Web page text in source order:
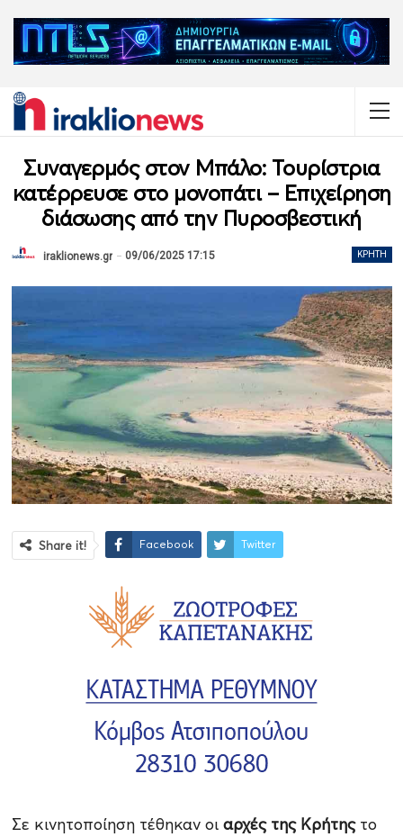
Συναγερμός στον Μπάλο: Τουρίστρια
κατέρρευσε στο μονοπάτι – Επιχείρηση
διάσωσης από την Πυροσβεστική
ΚΡΉΤΗ
iraklionews.gr 09/06/2025 17:15
Share it! Facebook Twitter
Σε κινητοποίηση τέθηκαν οι αρχές της Κρήτηςτο